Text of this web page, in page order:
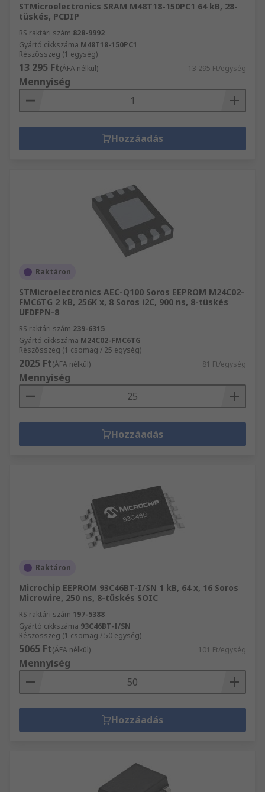
STMicroelectronics SRAM M48T18-150PC1 64 kB, 28-
tüskés, PCDIP
RS raktári szám 828-9992
Gyártó cikkszáma M48T18-150PC1
Részösszeg (1 egység)
13 295 Ft(ÁFA nélkül) 13 295 Ft/egység
Mennyiség
Hozzáadás
Raktáron
STMicroelectronics AEC-Q100 Soros EEPROM M24C02-
FMC6TG 2 kB, 256K x, 8 Soros i2C, 900 ns, 8-tüskés
UFDFPN-8
RS raktári szám 239-6315
Gyártó cikkszáma M24C02-FMC6TG
Részösszeg (1 csomag / 25 egység)
2025 Ft(ÁFA nélkül) 81 Ft/egység
Mennyiség
Hozzáadás
Raktáron
Microchip EEPROM 93C46BT-I/SN 1 kB, 64 x, 16 Soros
Microwire, 250 ns, 8-tüskés SOIC
RS raktári szám 197-5388
Gyártó cikkszáma 93C46BT-I/SN
Részösszeg (1 csomag / 50 egység)
5065 Ft(ÁFA nélkül) 101 Ft/egység
Mennyiség
Hozzáadás